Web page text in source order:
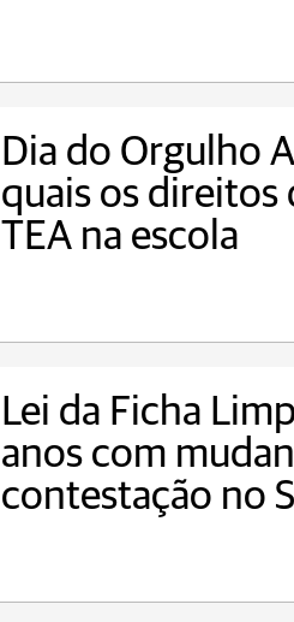
Dia do Orgulho
quais os direitos
TEA na escola
Lei da Ficha
anos com
contestação no